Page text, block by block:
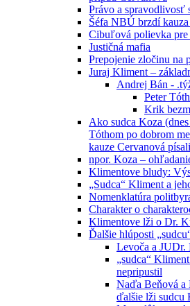
Právo a spravodlivosť
Šéfa NBÚ brzdí
Cibuľová polievka pre
Justičná mafia
Prepojenie zločinu na
Juraj Kliment –
Andrej Bán -
Peter
Krik
Ako sudca Koza
Tóthom po dobrom
kauze Cervanová písali
npor. Koza –
Klimentove bludy:
„Sudca“ Kliment a
Nomenklatúra
Charakter o
Klimentove lži o Dr.
Ďalšie hlúposti
Levoča a JUDr.
„sudca“
nepripustil
Naďa Beňová a
ďalšie lži sudcu